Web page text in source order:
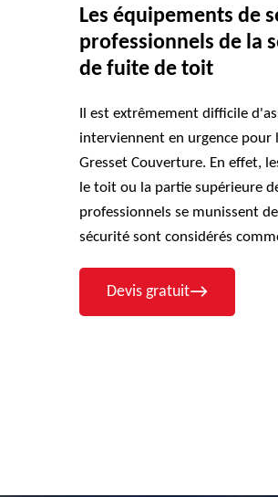
Les équipements de
professionnels de la
de fuite de toit
Il est extrêmement difficile
interviennent en urgence
Gresset Couverture. En effet,
le toit ou la partie supérieure
professionnels se munissent
sécurité sont considérés
Devis gratuit